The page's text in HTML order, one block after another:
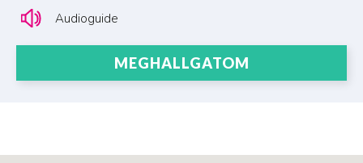
Audioguide
MEGHALLGATOM